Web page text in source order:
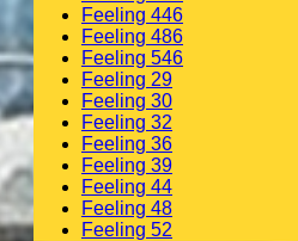
Feeling 446
Feeling 486
Feeling 546
Feeling 29
Feeling 30
Feeling 32
Feeling 36
Feeling 39
Feeling 44
Feeling 48
Feeling 52